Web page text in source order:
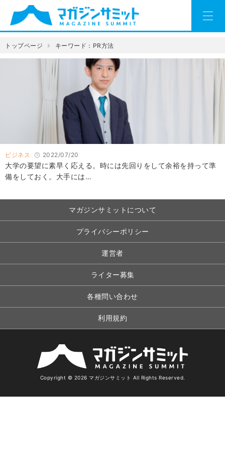
トップページ キーワード：PR方法
ビジネス 2022/07/20
大学の要望に素早く応える。時には先回りをして余裕を持って準
備をしておく。大手には…
マガジンサミットについて
プライバシーポリシー
運営者
ライター募集
各種問い合わせ
利用規約
Copyright © 2026 マガジンサミット All Rights Reserved.